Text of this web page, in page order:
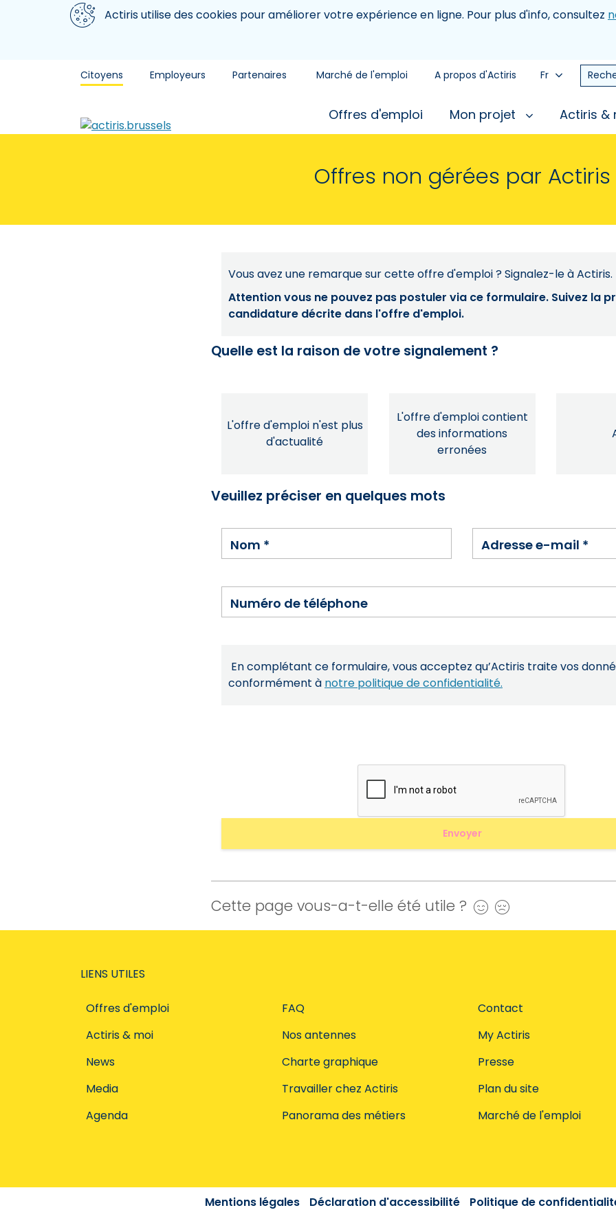
Aller au contenu principal
Nous utilisons des cookiesActiris utilise des cookies pour améliorer votre expérience en ligne. Pour plus d'info, consultez
Citoyens Employeurs Partenaires Marché de l'emploi A propos d'Actiris Fr
Offres d'emploi Mon projet Actiris
Offres non gérées par Actiris
Vous avez une remarque sur cette offre d'emploi ? Signalez-le à Actiris.
Attention vous ne pouvez pas postuler via ce formulaire. Suivez la
candidature décrite dans l'offre d'emploi.
Quelle est la raison de votre signalement ?
L'offre d'emploi n'est plus
d'actualité
L'offre d'emploi contient
des informations
erronées
Veuillez préciser en quelques mots
Nom * Adresse e-mail *
Numéro de téléphone
En complétant ce formulaire, vous acceptez qu’Actiris traite vos
conformément à notre politique de confidentialité.
Cette page vous-a-t-elle été utile ? Oui
LIENS UTILES
Offres d'emploi
Actiris & moi
News
Media
Agenda
FAQ
Nos antennes
Charte graphique
Travailler chez Actiris
Panorama des métiers
Contact
My Actiris
Presse
Plan du site
Marché de l'emploi
Mentions légales Déclaration d'accessibilité Politique de